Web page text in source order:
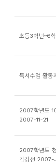
초등3학년~6
독서수업 활
2007학년도
2007-11-21
2007학년도
김강선 2007-..